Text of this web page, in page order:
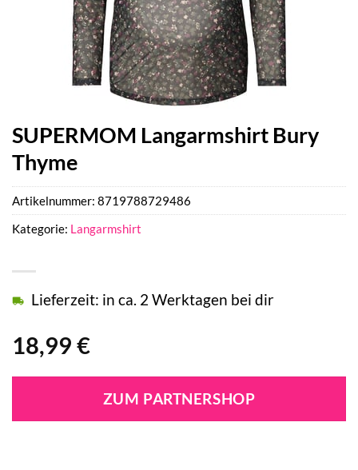
SUPERMOM Langarmshirt Bury
Thyme
18,99 €
Lieferzeit: in ca. 2 Werktagen bei dir
ZUM PARTNERSHOP
Artikelnummer: 8719788729486
Kategorie: Langarmshirt